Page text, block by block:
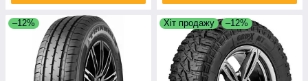
–12% Хіт продажу –12%